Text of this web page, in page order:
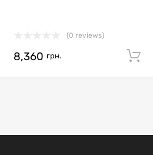
в кошик
(0 reviews)
8,360 грн.